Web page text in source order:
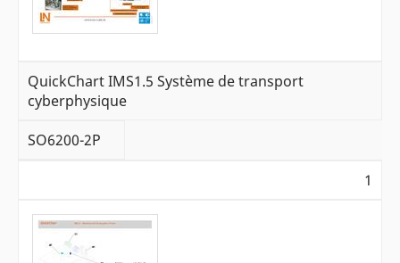
QuickChart IMS1.5 Système de transport
cyberphysique
SO6200-2P
1